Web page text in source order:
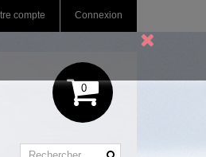
Connexion
compte
0